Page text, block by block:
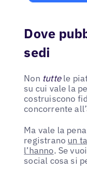
Dove
sedi
Non tuttele
su cui vale la
costruiscono
concorrente
Ma vale la
registrano un
l’hanno. Se
social cosa si